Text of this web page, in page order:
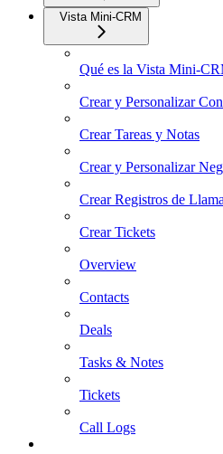
Vista Mini-CRM
Qué es la Vista Mini-
Crear y Personalizar
Crear Tareas y Notas
Crear y Personalizar
Crear Registros de
Crear Tickets
Overview
Contacts
Deals
Tasks & Notes
Tickets
Call Logs